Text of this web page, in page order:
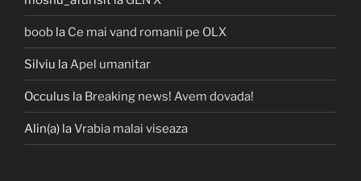
boob la Ce mai vand romanii pe OLX
Silviu la Apel umanitar
Occulus la Breaking news! Avem dovada!
Alin(a) laVrabia malai viseaza